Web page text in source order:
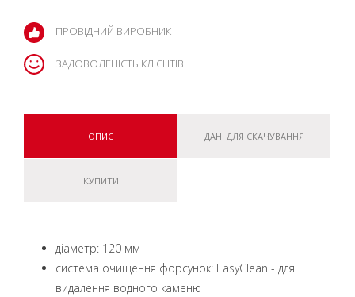
ПРОВІДНИЙ ВИРОБНИК
ЗАДОВОЛЕНІСТЬ КЛІЄНТІВ
ОПИС ДАНІ ДЛЯ СКАЧУВАННЯ
КУПИТИ
діаметр: 120 мм
система очищення форсунок: EasyClean - для
видалення водного каменю